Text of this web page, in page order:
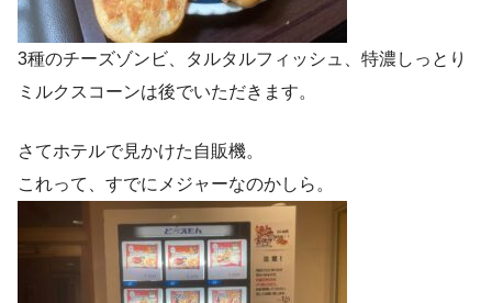
3種のチーズゾンビ、タルタルフィッシュ、特濃しっとり
ミルクスコーンは後でいただきます。
さてホテルで見かけた自販機。
これって、すでにメジャーなのかしら。